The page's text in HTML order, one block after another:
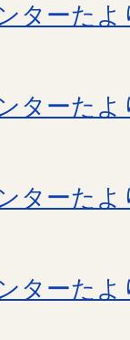
ターた
ターた
ターた
ターた